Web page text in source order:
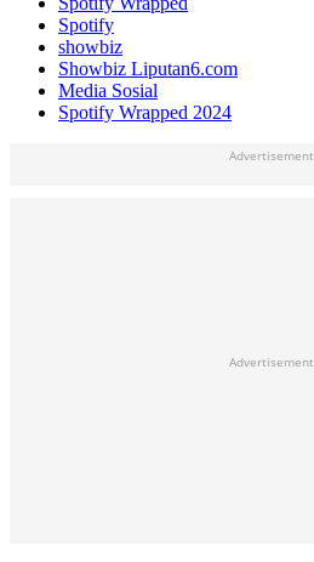
Spotify
showbiz
Showbiz Liputan6.com
Media Sosial
Spotify Wrapped 2024
Advertisement
Advertisement